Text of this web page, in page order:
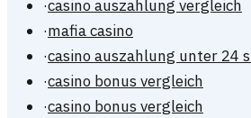
·casino auszahlung vergleich
·mafia casino
·casino auszahlung unter 24
·casino bonus vergleich
·casino bonus vergleich